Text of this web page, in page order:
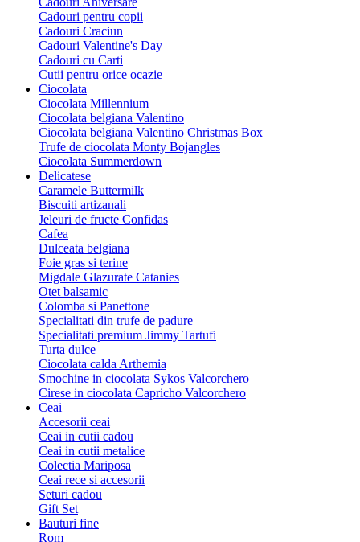
Cadouri pentru copii
Cadouri Craciun
Cadouri Valentine's Day
Cadouri cu Carti
Cutii pentru orice ocazie
Ciocolata
Ciocolata Millennium
Ciocolata belgiana Valentino
Ciocolata belgiana Valentino Christmas Box
Trufe de ciocolata Monty Bojangles
Ciocolata Summerdown
Delicatese
Caramele Buttermilk
Biscuiti artizanali
Jeleuri de fructe Confidas
Cafea
Dulceata belgiana
Foie gras si terine
Migdale Glazurate Catanies
Otet balsamic
Colomba si Panettone
Specialitati din trufe de padure
Specialitati premium Jimmy Tartufi
Turta dulce
Ciocolata calda Arthemia
Smochine in ciocolata Sykos Valcorchero
Cirese in ciocolata Capricho Valcorchero
Ceai
Accesorii ceai
Ceai in cutii cadou
Ceai in cutii metalice
Colectia Mariposa
Ceai rece si accesorii
Seturi cadou
Gift Set
Bauturi fine
Rom